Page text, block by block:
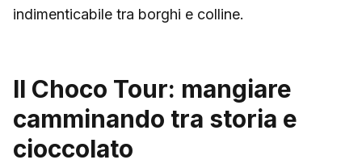
indimenticabile tra borghi e colline.
Il Choco Tour: mangiare
camminando tra storia e
cioccolato